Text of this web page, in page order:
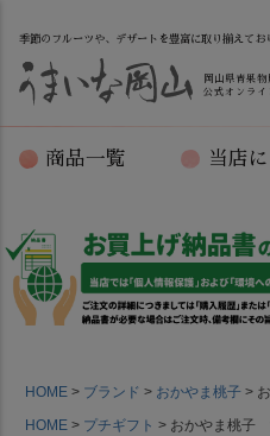
季節のフルーツや、デザートを豊富に取り揃えてお
岡山県青果物
公式オンライ
商品一覧 当店
HOME ブランド おかやま桃子
HOME
プチギフト おかやま桃子